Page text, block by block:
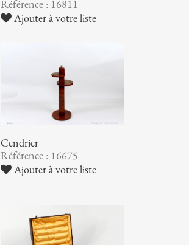
Référence : 16811
Ajouter à votre liste
Cendrier
Référence : 16675
Ajouter à votre liste